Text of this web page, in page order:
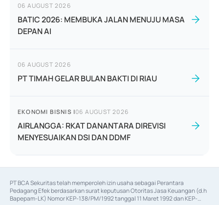
06 AUGUST 2026
BATIC 2026: MEMBUKA JALAN MENUJU MASA
DEPAN AI
06 AUGUST 2026
PT TIMAH GELAR BULAN BAKTI DI RIAU
EKONOMI BISNIS |06 AUGUST 2026
AIRLANGGA: RKAT DANANTARA DIREVISI
MENYESUAIKAN DSI DAN DDMF
PT BCA Sekuritas telah memperoleh izin usaha sebagai Perantara
Pedagang Efek berdasarkan surat keputusan Otoritas Jasa Keuangan (d.h
Bapepam-LK) Nomor KEP-138/PM/1992 tanggal 11 Maret 1992 dan KEP-